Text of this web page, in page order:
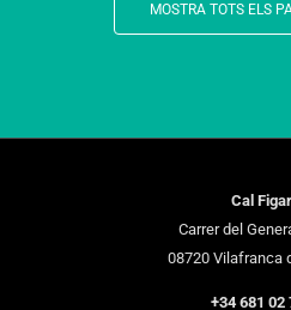
MOSTRA TOTS ELS
Cal
Carrer del
08720 Vilafranca
+34 681 02